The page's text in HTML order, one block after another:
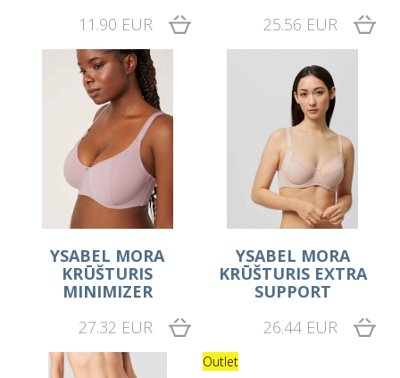
11.90 EUR
25.56 EUR
YSABEL MORA
KRŪŠTURIS
MINIMIZER
27.32 EUR
YSABEL MORA
KRŪŠTURIS EXTRA
SUPPORT
26.44 EUR
Outlet